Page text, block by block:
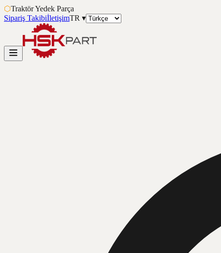
⬡Traktör Yedek Parça
Sipariş TakibiİletişimTR ▾